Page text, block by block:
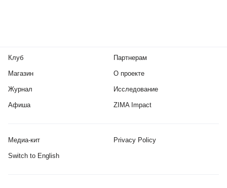
Клуб
Магазин
Журнал
Афиша
Партнерам
О проекте
Исследование
ZIMA Impact
Медиа-кит Privacy Policy
Switch to English